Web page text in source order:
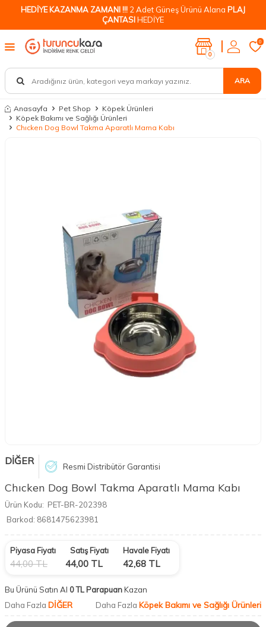
HEDİYE KAZANMA ZAMANI !!! 2 Adet Güneş Ürünü Alana PLAJ
ÇANTASIHEDİYE
ARA
0
0
Anasayfa Pet Shop
Köpek Ürünleri
Köpek Bakımı ve Sağlığı Ürünleri
Chıcken Dog Bowl Takma Aparatlı Mama Kabı
DİĞER Resmi Distribütör Garantisi
Chıcken Dog Bowl Takma Aparatlı Mama Kabı
Ürün Kodu: PET-BR-202398
Barkod: 8681475623981
Piyasa Fiyatı
44,00TL
Satış Fiyatı
44,00 TL
Havale Fiyatı
42,68 TL
Bu Ürünü Satın Al 0 TL ParapuanKazan
Daha Fazla DİĞER Daha Fazla Köpek Bakımı ve Sağlığı Ürünleri